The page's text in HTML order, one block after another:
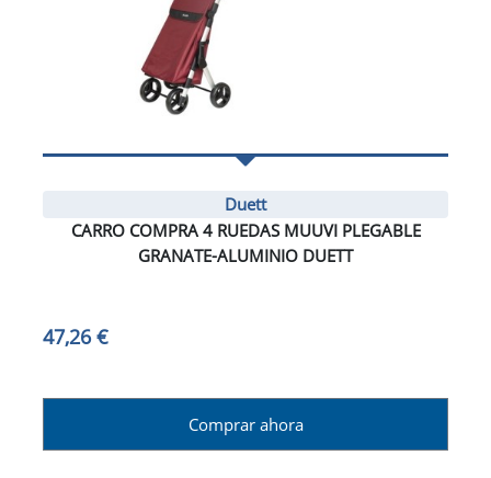
Duett
CARRO COMPRA 4 RUEDAS MUUVI PLEGABLE
GRANATE-ALUMINIO DUETT
47,26 €
Comprar ahora